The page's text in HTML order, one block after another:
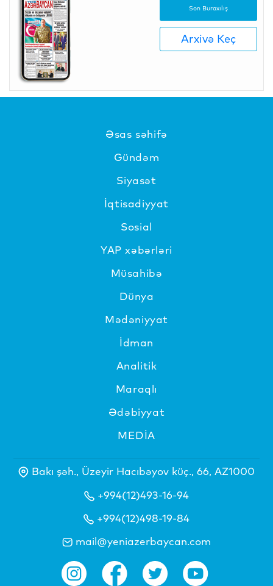
Son Buraxılış
Arxivə Keç
Əsas səhifə
Gündəm
Siyasət
İqtisadiyyat
Sosial
YAP xəbərləri
Müsahibə
Dünya
Mədəniyyat
İdman
Analitik
Maraqlı
Ədəbiyyat
MEDİA
Bakı şəh., Üzeyir Hacıbəyov küç., 66, AZ1000
+994(12)493-16-94
+994(12)498-19-84
mail@yeniazerbaycan.com